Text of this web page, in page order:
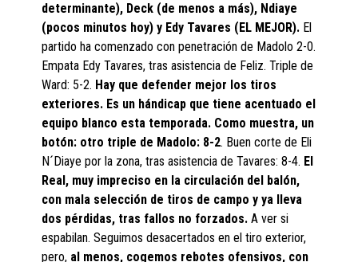
determinante), Deck (de menos a más), Ndiaye
(pocos minutos hoy) y Edy Tavares (EL MEJOR). El
partido ha comenzado con penetración de Madolo 2-0.
Empata Edy Tavares, tras asistencia de Feliz. Triple de
Ward: 5-2. Hay que defender mejor los tiros
exteriores. Es un hándicap que tiene acentuado el
equipo blanco esta temporada. Como muestra, un
botón: otro triple de Madolo: 8-2. Buen corte de Eli
N´Diaye por la zona, tras asistencia de Tavares: 8-4. El
Real, muy impreciso en la circulación del balón,
con mala selección de tiros de campo y ya lleva
dos pérdidas, tras fallos no forzados. A ver si
espabilan. Seguimos desacertados en el tiro exterior,
pero, al menos, cogemos rebotes ofensivos, con